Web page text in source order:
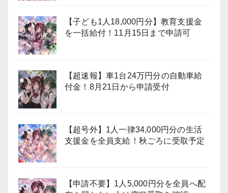
【子ども1人18,000円分】教育支援金
を一括給付！11月15日まで申請可
【超速報】車1台24万円分の自動車給
付金！8月21日から申請受付
【超号外】1人一律34,000円分の生活
支援金を全員支給！秋ごろに受取予定
【申請不要】1人5,000円分を全員へ配